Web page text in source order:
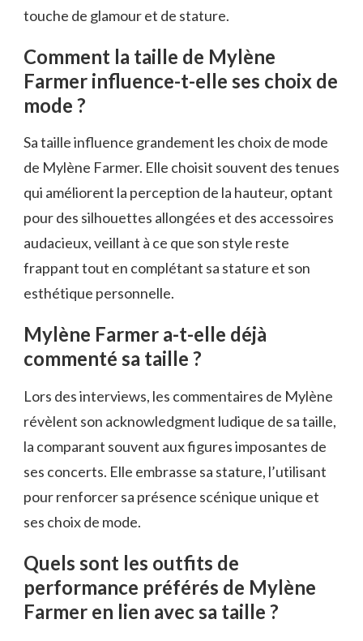
touche de glamour et de stature.
Comment la taille de Mylène
Farmer influence-t-elle ses choix de
mode ?
Sa taille influence grandement les choix de mode
de Mylène Farmer. Elle choisit souvent des tenues
qui améliorent la perception de la hauteur, optant
pour des silhouettes allongées et des accessoires
audacieux, veillant à ce que son style reste
frappant tout en complétant sa stature et son
esthétique personnelle.
Mylène Farmer a-t-elle déjà
commenté sa taille ?
Lors des interviews, les commentaires de Mylène
révèlent son acknowledgment ludique de sa taille,
la comparant souvent aux figures imposantes de
ses concerts. Elle embrasse sa stature, l’utilisant
pour renforcer sa présence scénique unique et
ses choix de mode.
Quels sont les outfits de
performance préférés de Mylène
Farmer en lien avec sa taille ?